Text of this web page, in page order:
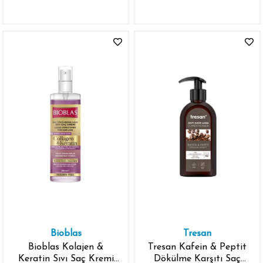
Bioblas
Bioblas Kolajen &
Keratin Sıvı Saç Kremi
Tresan
Tresan Kafein & Peptit
Dökülme Karşıtı Saç